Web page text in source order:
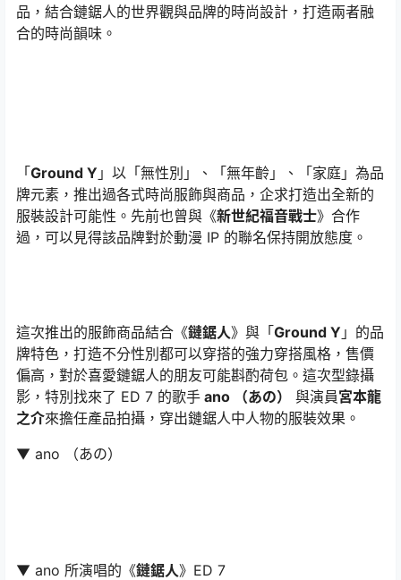
品，結合鏈鋸人的世界觀與品牌的時尚設計，打造兩者融
合的時尚韻味。
「Ground Y 」以「無性別」、「無年齡」、「家庭」為品
牌元素，推出過各式時尚服飾與商品，企求打造出全新的
服裝設計可能性。先前也曾與《新世紀福音戰士》合作
過，可以見得該品牌對於動漫 IP 的聯名保持開放態度。
這次推出的服飾商品結合《鏈鋸人》與「Ground Y 」的品
牌特色，打造不分性別都可以穿搭的強力穿搭風格，售價
偏高，對於喜愛鏈鋸人的朋友可能斟酌荷包。這次型錄攝
影，特別找來了 ED 7 的歌手 ano （あの） 與演員宮本龍
之介來擔任產品拍攝，穿出鏈鋸人中人物的服裝效果。
▼ ano （あの）
▼ ano 所演唱的《鏈鋸人》ED 7